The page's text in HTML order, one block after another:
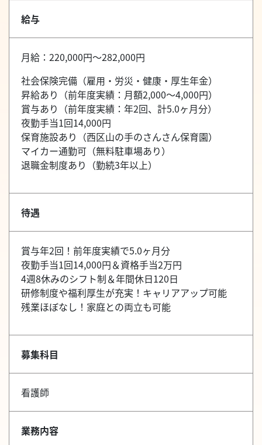
給与
月給：220,000円～282,000円
社会保険完備（雇用・労災・健康・厚生年金）
昇給あり（前年度実績：月額2,000～4,000円）
賞与あり（前年度実績：年2回、計5.0ヶ月分）
夜勤手当1回14,000円
保育施設あり（西区山の手のさんさん保育園）
マイカー通勤可（無料駐車場あり）
退職金制度あり（勤続3年以上）
待遇
賞与年2回！前年度実績で5.0ヶ月分
夜勤手当1回14,000円＆資格手当2万円
4週8休みのシフト制＆年間休日120日
研修制度や福利厚生が充実！キャリアアップ可能
残業ほぼなし！家庭との両立も可能
募集科目
看護師
業務内容